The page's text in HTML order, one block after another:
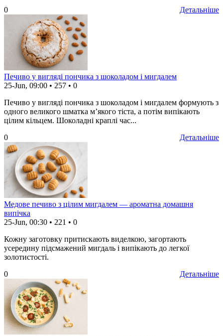
Детальніше
0
Печиво у вигляді пончика з шоколадом і мигдалем
25-Jun, 09:00 • 257 • 0
Печиво у вигляді пончика з шоколадом і мигдалем формують з
одного великого шматка м’якого тіста, а потім випікають
цілим кільцем. Шоколадні краплі час...
Детальніше
0
Медове печиво з цілим мигдалем — ароматна домашня
випічка
25-Jun, 00:30 • 221 • 0
Кожну заготовку притискають виделкою, загортають
усередину підсмажений мигдаль і випікають до легкої
золотистості.
Детальніше
0